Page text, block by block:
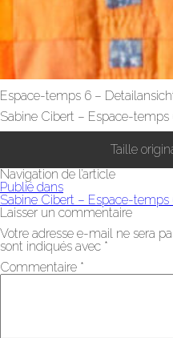
Espace-temps 6 –
Sabine Cibert – Espace-temps
Taille
Navigation de l’article
Publié dans
Sabine Cibert – Espace-temps
Laisser un commentaire
Votre adresse e-mail ne sera
sont indiqués avec *
Commentaire *